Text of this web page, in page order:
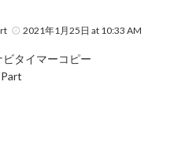
2021年1月25日 at 10:33 AM
タイマーコピー